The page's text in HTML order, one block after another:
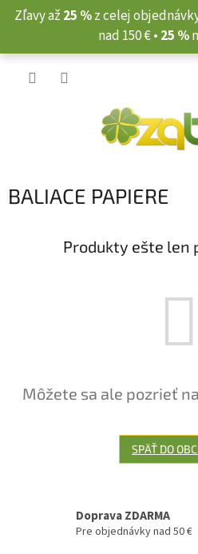
Prejsť
Zľavy až 25 %z celej
nad 150 € • 25 %
BALIACE PAPIERE
Produkty ešte len
Môžete sa ale pozrieť
SPÄŤ DO
Doprava ZDARMA
Pre objednávky nad 50 €